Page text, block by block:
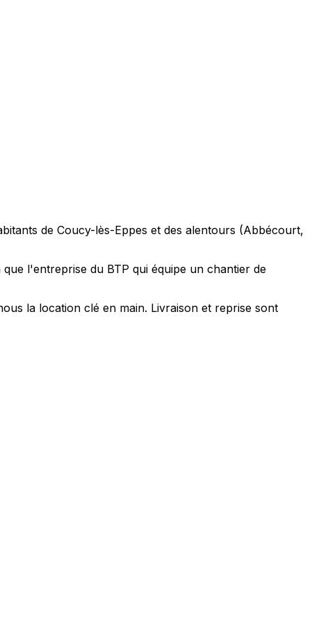
de Coucy-lès-Eppes et des alentours (Abbécourt,
l'entreprise du BTP qui équipe un chantier de
la location clé en main. Livraison et reprise sont